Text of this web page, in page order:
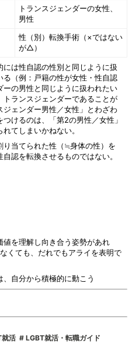
トランスジェンダーの女性、
男性
性（別）転換手術（×ではない
が△）
には性自認の性別と同じように扱
る（例：戸籍の性が女性・性自認
の男性と同じように扱われたい
トランスジェンダーであることが
ェンダー男性／女性」とわざわ
けるのは、「第2の男性／女性」
てしまいかねない。
り当てられた性（≒身体の性）を
認を転換させるものではない。
値を理解し向き合う姿勢があれ
くても、だれでもアライを表明で
自分から積極的に動こう
就活 LGBT就活・転職ガイド